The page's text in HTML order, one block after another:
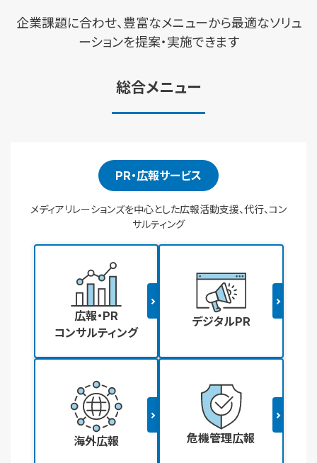
企業課題に合わせ、豊富なメニューから最適なソリュ
ーションを提案・実施できます
総合メニュー
PR・広報サービス
メディアリレーションズを中心とした広報活動支援、代行、コン
サルティング
広報・PR
コンサルティング
デジタルPR
海外広報 危機管理広報